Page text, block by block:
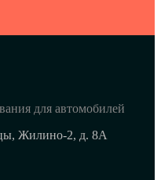
для автомобилей
Жилино-2, д. 8A